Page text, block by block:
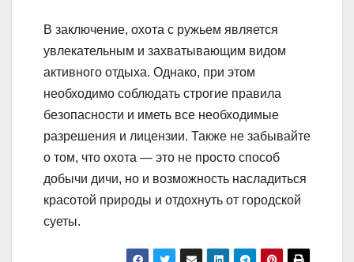
В заключение, охота с ружьем является
увлекательным и захватывающим видом
активного отдыха. Однако, при этом
необходимо соблюдать строгие правила
безопасности и иметь все необходимые
разрешения и лицензии. Также не забывайте
о том, что охота — это не просто способ
добычи дичи, но и возможность насладиться
красотой природы и отдохнуть от городской
суеты.